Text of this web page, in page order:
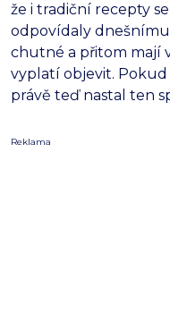
že i tradiční recepty
odpovídaly
chutné a přitom mají
vyplatí objevit. Pokud
právě teď nastal ten
Reklama